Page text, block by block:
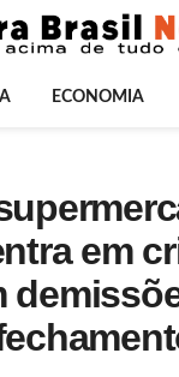
ECONOMIA
em